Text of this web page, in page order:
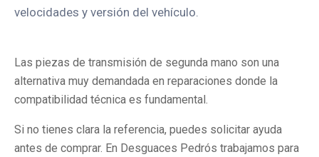
velocidades y versión del vehículo.
Las piezas de transmisión de segunda mano son una
alternativa muy demandada en reparaciones donde la
compatibilidad técnica es fundamental.
Si no tienes clara la referencia, puedes solicitar ayuda
antes de comprar. En Desguaces Pedrós trabajamos para